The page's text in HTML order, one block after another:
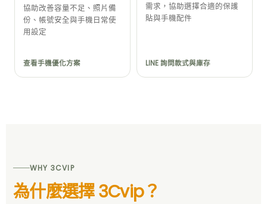
協助改善容量不足、照片備
份、帳號安全與手機日常使
用設定
查看手機優化方案
需求，協助選擇合適的保護
貼與手機配件
LINE 詢問款式與庫存
WHY 3CVIP
為什麼選擇 3Cvip？